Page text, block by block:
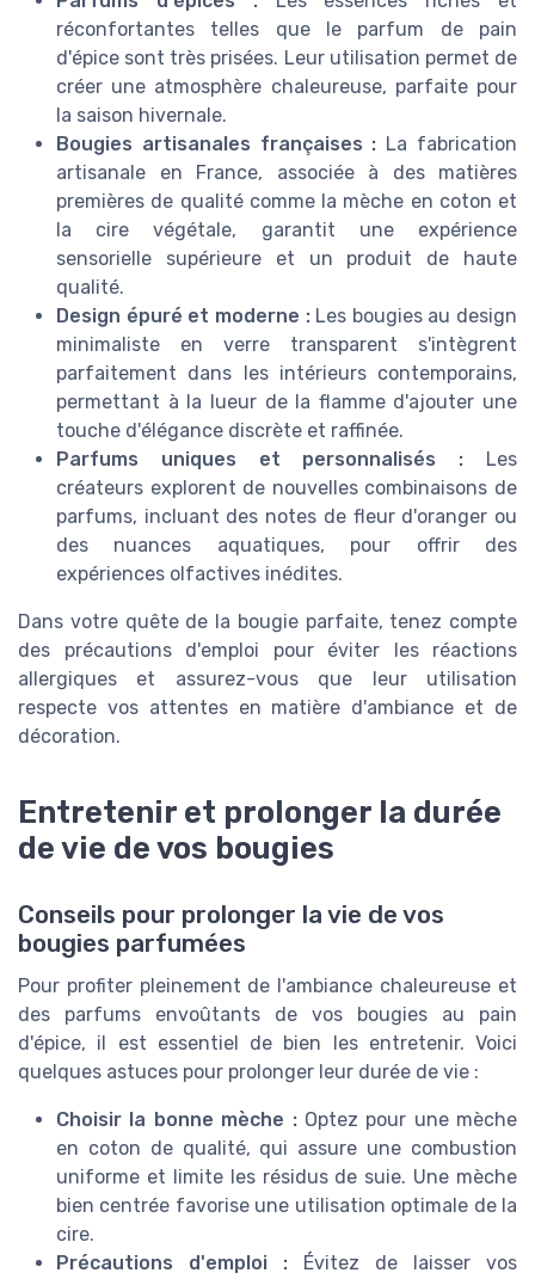
réconfortantes telles que le parfum de pain
d'épice sont très prisées. Leur utilisation permet de
créer une atmosphère chaleureuse, parfaite pour
la saison hivernale.
Bougies artisanales françaises : La fabrication
artisanale en France, associée à des matières
premières de qualité comme la mèche en coton et
la cire végétale, garantit une expérience
sensorielle supérieure et un produit de haute
qualité.
Design épuré et moderne :Les bougies au design
minimaliste en verre transparent s'intègrent
parfaitement dans les intérieurs contemporains,
permettant à la lueur de la flamme d'ajouter une
touche d'élégance discrète et raffinée.
Parfums uniques et personnalisés : Les
créateurs explorent de nouvelles combinaisons de
parfums, incluant des notes de fleur d'oranger ou
des nuances aquatiques, pour offrir des
expériences olfactives inédites.
Dans votre quête de la bougie parfaite, tenez compte
des précautions d'emploi pour éviter les réactions
allergiques et assurez-vous que leur utilisation
respecte vos attentes en matière d'ambiance et de
décoration.
Entretenir et prolonger la durée
de vie de vos bougies
Conseils pour prolonger la vie de vos
bougies parfumées
Pour profiter pleinement de l'ambiance chaleureuse et
des parfums envoûtants de vos bougies au pain
d'épice, il est essentiel de bien les entretenir. Voici
quelques astuces pour prolonger leur durée de vie :
Choisir la bonne mèche :Optez pour une mèche
en coton de qualité, qui assure une combustion
uniforme et limite les résidus de suie. Une mèche
bien centrée favorise une utilisation optimale de la
cire.
Précautions d'emploi : Évitez de laisser vos